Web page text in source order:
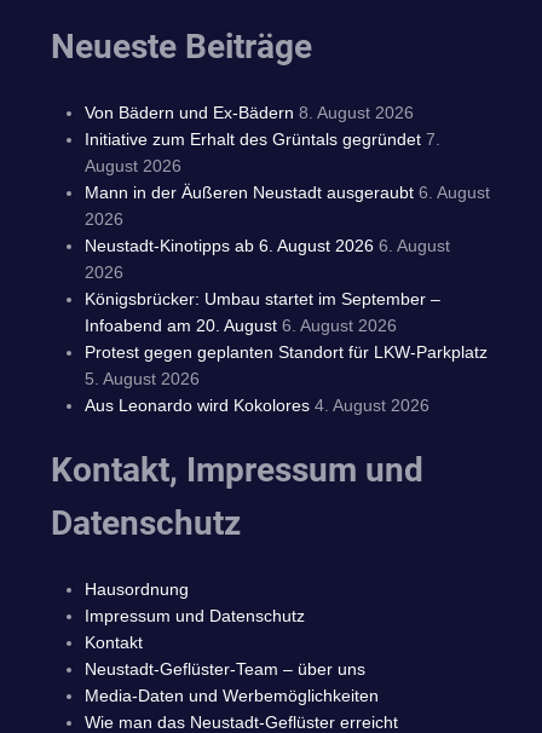
Neueste Beiträge
Von Bädern und Ex-Bädern 8. August 2026
Initiative zum Erhalt des Grüntals gegründet 7.
August 2026
Mann in der Äußeren Neustadt ausgeraubt 6. August
2026
Neustadt-Kinotipps ab 6. August 2026 6. August
2026
Königsbrücker: Umbau startet im September –
Infoabend am 20. August 6. August 2026
Protest gegen geplanten Standort für LKW-Parkplatz
5. August 2026
Aus Leonardo wird Kokolores 4. August 2026
Kontakt, Impressum und
Datenschutz
Hausordnung
Impressum und Datenschutz
Kontakt
Neustadt-Geflüster-Team – über uns
Media-Daten und Werbemöglichkeiten
Wie man das Neustadt-Geflüster erreicht